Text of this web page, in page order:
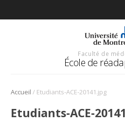
Faculté de
École de
Accueil / Etudiants-ACE-20141.jpg
Etudiants-ACE-